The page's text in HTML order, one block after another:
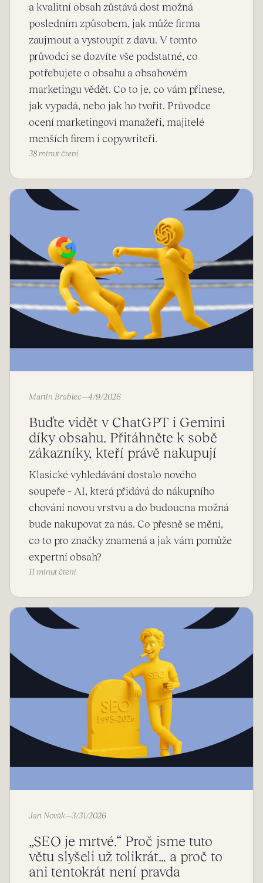
a kvalitní obsah zůstává dost možná
posledním způsobem, jak může firma
zaujmout a vystoupit z davu. V tomto
průvodci se dozvíte vše podstatné, co
potřebujete o obsahu a obsahovém
marketingu vědět. Co to je, co vám přinese,
jak vypadá, nebo jak ho tvořit. Průvodce
ocení marketingoví manažeři, majitelé
menších firem i copywriteři.
38 minut čtení
Martin Brablec—4/9/2026
Buďte vidět v ChatGPT i Gemini
díky obsahu. Přitáhněte k sobě
zákazníky, kteří právě nakupují
Klasické vyhledávání dostalo nového
soupeře – AI, která přidává do nákupního
chování novou vrstvu a do budoucna možná
bude nakupovat za nás. Co přesně se mění,
co to pro značky znamená a jak vám pomůže
expertní obsah?
11 minut čtení
Jan Novák—3/31/2026
„SEO je mrtvé.“ Proč jsme tuto
větu slyšeli už tolikrát… a proč to
ani tentokrát není pravda